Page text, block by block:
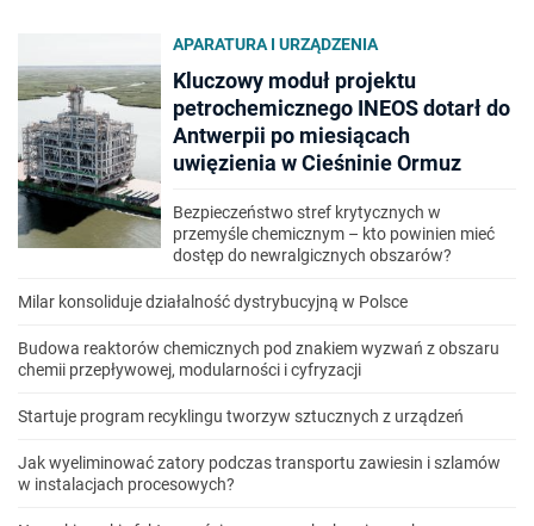
APARATURA I URZĄDZENIA
Kluczowy moduł projektu
petrochemicznego INEOS dotarł do
Antwerpii po miesiącach
uwięzienia w Cieśninie Ormuz
Bezpieczeństwo stref krytycznych w
przemyśle chemicznym – kto powinien mieć
dostęp do newralgicznych obszarów?
Milar konsoliduje działalność dystrybucyjną w Polsce
Budowa reaktorów chemicznych pod znakiem wyzwań z obszaru
chemii przepływowej, modularności i cyfryzacji
Startuje program recyklingu tworzyw sztucznych z urządzeń
Jak wyeliminować zatory podczas transportu zawiesin i szlamów
w instalacjach procesowych?